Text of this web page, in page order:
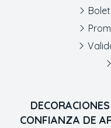
CONFIANZA DE